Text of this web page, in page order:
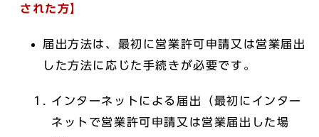
された方】
届出方法は、最初に営業許可申請又は営業届出
した方法に応じた手続きが必要です。
インターネットによる届出（最初にインター
ネットで営業許可申請又は営業届出した場